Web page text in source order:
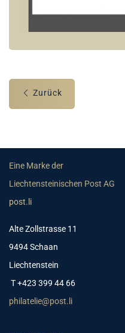
Zurück
Eine Marke der
Liechtensteinischen Post AG
post.li
Alte Zollstrasse 11
9494 Schaan
Liechtenstein
T +423 399 44 66
philatelie@post.li